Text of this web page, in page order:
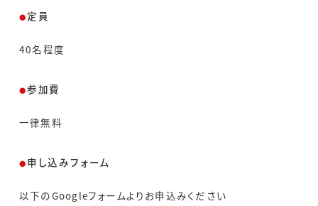
● 定員
40名程度
●参加費
一律無料
● 申し込みフォーム
以下のGoogleフォームよりお申込みください